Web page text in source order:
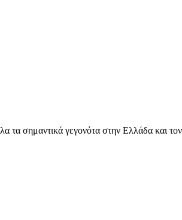
τα σημαντικά γεγονότα στην Ελλάδα και